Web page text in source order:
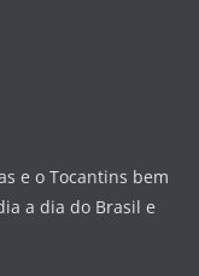
e o Tocantins bem
a dia do Brasil e